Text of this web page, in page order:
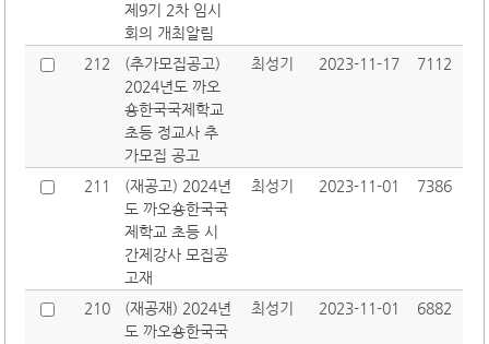
제9기 2차 임시
회의 개최알림
212
(추가모집공고)
2024년도 까오
숑한국국제학교
초등 정교사 추
가모집 공고
최성기 2023-11-17 7112
211
(재공고) 2024년
도 까오숑한국국
제학교 초등 시
간제강사 모집공
고재
최성기 2023-11-01 7386
210
(재공재) 2024년
도 까오숑한국국
최성기 2023-11-01 6882